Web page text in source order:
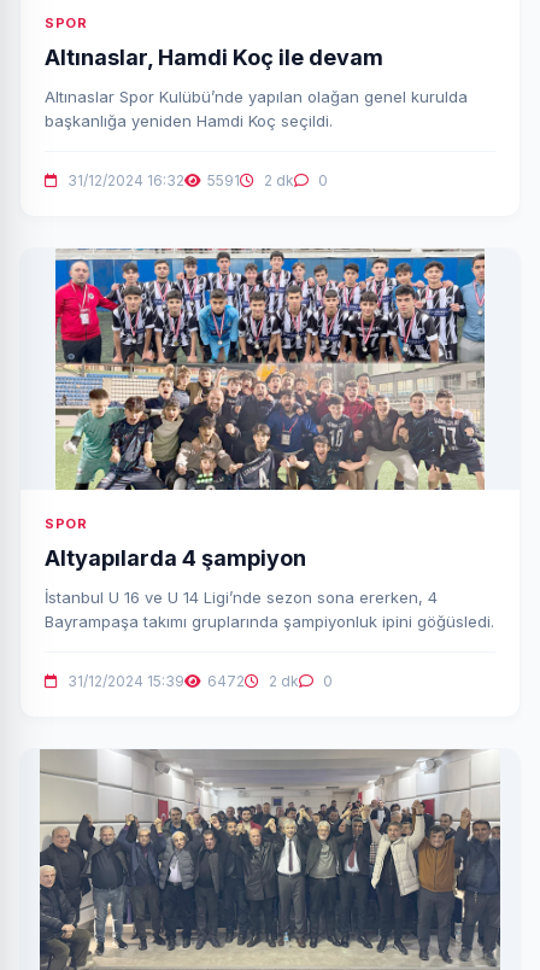
SPOR
Altınaslar, Hamdi Koç ile devam
Altınaslar Spor Kulübü’nde yapılan olağan genel kurulda
başkanlığa yeniden Hamdi Koç seçildi.
31/12/2024 16:32 5591 2 dk 0
SPOR
Altyapılarda 4 şampiyon
İstanbul U 16 ve U 14 Ligi’nde sezon sona ererken, 4
Bayrampaşa takımı gruplarında şampiyonluk ipini göğüsledi.
31/12/2024 15:39 6472 2 dk 0